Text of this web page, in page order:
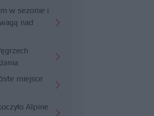
w sezonie i
nad
miejsce
Alpine